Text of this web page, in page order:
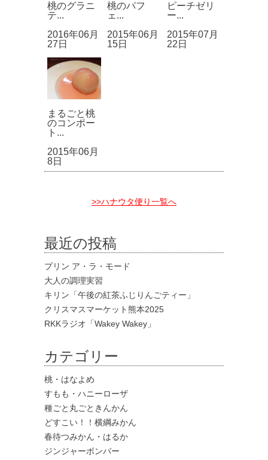
桃のグラニ
テ...
2016年06月
27日
桃のパフ
ェ...
2015年06月
15日
ピーチゼリ
ー...
2015年07月
22日
まるごと桃
のコンポー
ト...
2015年06月
8日
>>ハナウタ便り一覧へ
最近の投稿
プリン ア・ラ・モード
大人の調理実習
キリン「午後の紅茶ふじりんごティー」
クリスマスマーケット熊本2025
RKKラジオ「Wakey Wakey」
カテゴリー
桃・はなよめ
すもも・ハニーローザ
種ごと丸ごときんかん
どすこい！！横綱みかん
春待つみかん・はるか
ジンジャーボンバー